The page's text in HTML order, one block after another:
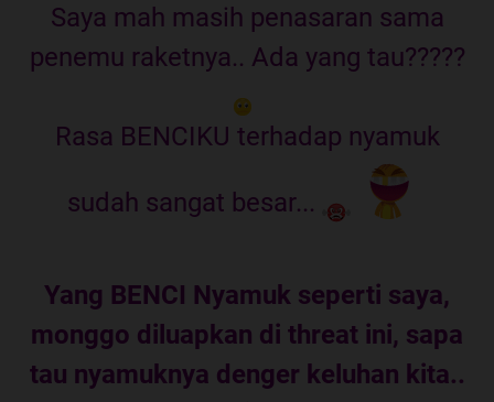
Saya mah masih penasaran sama
penemu raketnya.. Ada yang tau?????
Rasa BENCIKU terhadap nyamuk
sudah sangat besar...
Yang BENCI Nyamuk seperti saya,
monggo diluapkan di threat ini, sapa
tau nyamuknya denger keluhan kita..